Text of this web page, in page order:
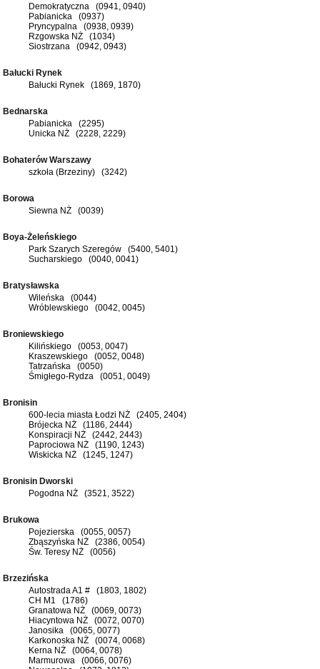
Demokratyczna (0941, 0940)
Pabianicka (0937)
Pryncypalna (0938, 0939)
Rzgowska NŻ (1034)
Siostrzana (0942, 0943)
Bałucki Rynek
Bałucki Rynek (1869, 1870)
Bednarska
Pabianicka (2295)
Unicka NŻ (2228, 2229)
Bohaterów Warszawy
szkoła (Brzeziny) (3242)
Borowa
Siewna NŻ (0039)
Boya-Żeleńskiego
Park Szarych Szeregów (5400, 5401)
Sucharskiego (0040, 0041)
Bratysławska
Wileńska (0044)
Wróblewskiego (0042, 0045)
Broniewskiego
Kilińskiego (0053, 0047)
Kraszewskiego (0052, 0048)
Tatrzańska (0050)
Śmigłego-Rydza (0051, 0049)
Bronisin
600-lecia miasta Łodzi NŻ (2405, 2404)
Brójecka NŻ (1186, 2444)
Konspiracji NŻ (2442, 2443)
Paprociowa NŻ (1190, 1243)
Wiskicka NŻ (1245, 1247)
Bronisin Dworski
Pogodna NŻ (3521, 3522)
Brukowa
Pojezierska (0055, 0057)
Zbąszyńska NŻ (2386, 0054)
Św. Teresy NŻ (0056)
Brzezińska
Autostrada A1 # (1803, 1802)
CH M1 (1786)
Granatowa NŻ (0069, 0073)
Hiacyntowa NŻ (0072, 0070)
Janosika (0065, 0077)
Karkonoska NŻ (0074, 0068)
Kerna NŻ (0064, 0078)
Marmurowa (0066, 0076)